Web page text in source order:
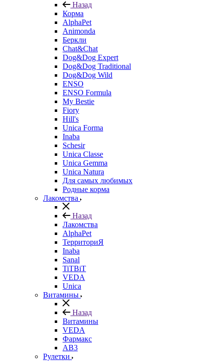
Назад
Корма
AlphaPet
Animonda
Беркли
Chat&Chat
Dog&Dog Expert
Dog&Dog Traditional
Dog&Dog Wild
ENSO
ENSO Formula
My Bestie
Fiory
Hill's
Unica Forma
Inaba
Schesir
Unica Classe
Unica Gemma
Unica Natura
Для самых любимых
Родные корма
Лакомства
Назад
Лакомства
AlphaPet
ТерриториЯ
Inaba
Sanal
TiTBiT
VEDA
Unica
Витамины
Назад
Витамины
VEDA
Фармакс
АВ3
Рулетки